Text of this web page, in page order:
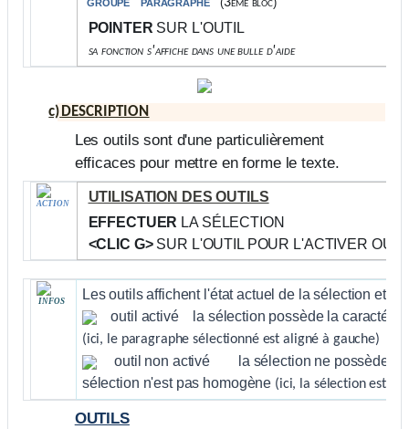
POINTER SUR L'OUTIL
sa fonction s'affiche dans une bulle d'aide
c) DESCRIPTION
Les outils sont d'une particulièrement
efficaces pour mettre en forme le texte.
ACTION
UTILISATION DES OUTILS
EFFECTUER LA SÉLECTION
<CLIC G> SUR L'OUTIL POUR L'ACTIVER OU
INFOS
Les outils affichent l'état actuel de la sélection et
outil activé
la sélection possède la
(ici, le paragraphe sélectionné est aligné à gauche)
outil non activé
la sélection ne possède
sélection n'est pas homogène (ici, la sélection est
OUTILS